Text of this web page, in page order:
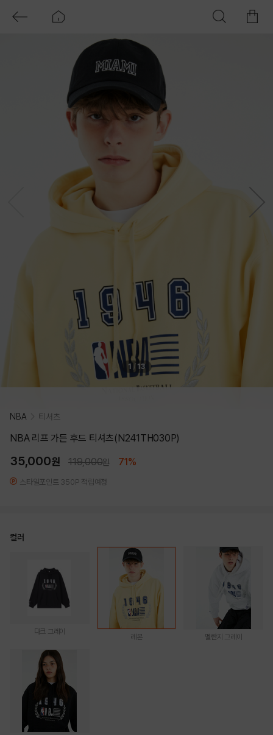
1 / 13
NBA 티셔츠
NBA 리프 가든 후드 티셔츠(N241TH030P)
35,000원 119,000원 71%
스타일포인트 350P 적립예정
컬러
다크 그레이
레몬 멜란지 그레이